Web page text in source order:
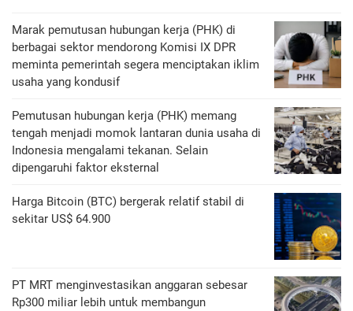
Marak pemutusan hubungan kerja (PHK) di
berbagai sektor mendorong Komisi IX DPR
meminta pemerintah segera menciptakan iklim
usaha yang kondusif
Pemutusan hubungan kerja (PHK) memang
tengah menjadi momok lantaran dunia usaha di
Indonesia mengalami tekanan. Selain
dipengaruhi faktor eksternal
Harga Bitcoin (BTC) bergerak relatif stabil di
sekitar US$ 64.900
PT MRT menginvestasikan anggaran sebesar
Rp300 miliar lebih untuk membangun